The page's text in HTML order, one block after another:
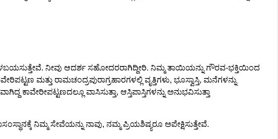
ನೀವು ಆದರ್ಶ ಸಹೋದರರಾಗಿದ್ದೀರಿ. ನಿಮ್ಮ ತಾಯಿಯನ್ನು ಗೌರವ-ಭಕ್ತಿಯಿಂದ
ಮತ್ತು ರಾಮಚಂದ್ರಪುರಾಗ್ರಹಾರಗಳಲ್ಲಿ ವೃತ್ತಿಗಳು, ಭೂಸ್ವಾಸ್ತಿ, ಮನೆಗಳನ್ನು
ವಾಸಿಸುತ್ತಾ, ಆಸ್ತಿಪಾಸ್ತಿಗಳನ್ನು ಅನುಭವಿಸುತ್ತಾ
ನಿಮ್ಮ ಸೇವೆಯನ್ನು ನಾವು, ನಮ್ಮ ಪ್ರಿಯಶಿಷ್ಯರೂ ಅಪೇಕ್ಷಿಸುತ್ತೇವೆ.